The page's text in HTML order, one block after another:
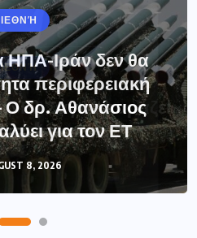
Ιράν δεν θα
περιφερειακή
Ο δρ. Αθανάσιος
για τον ΕΤ
8, 2026